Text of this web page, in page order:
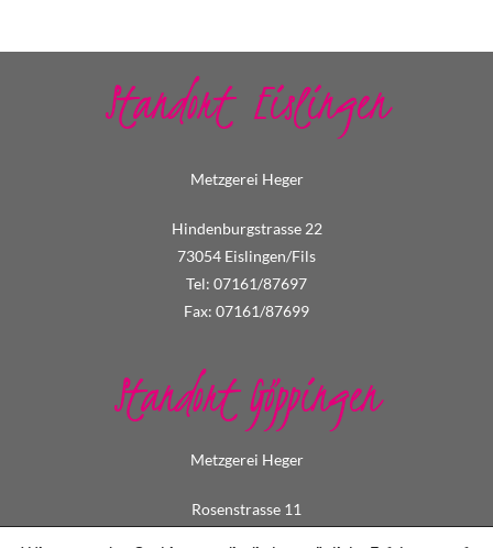
Standort Eislingen
Metzgerei Heger
Hindenburgstrasse 22
73054 Eislingen/Fils
Tel: 07161/87697
Fax: 07161/87699
Standort Göppingen
Metzgerei Heger
Rosenstrasse 11